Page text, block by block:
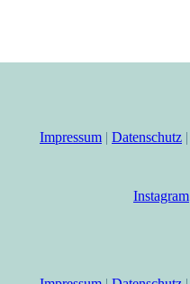
Impressum | Datenschutz |
Instagram